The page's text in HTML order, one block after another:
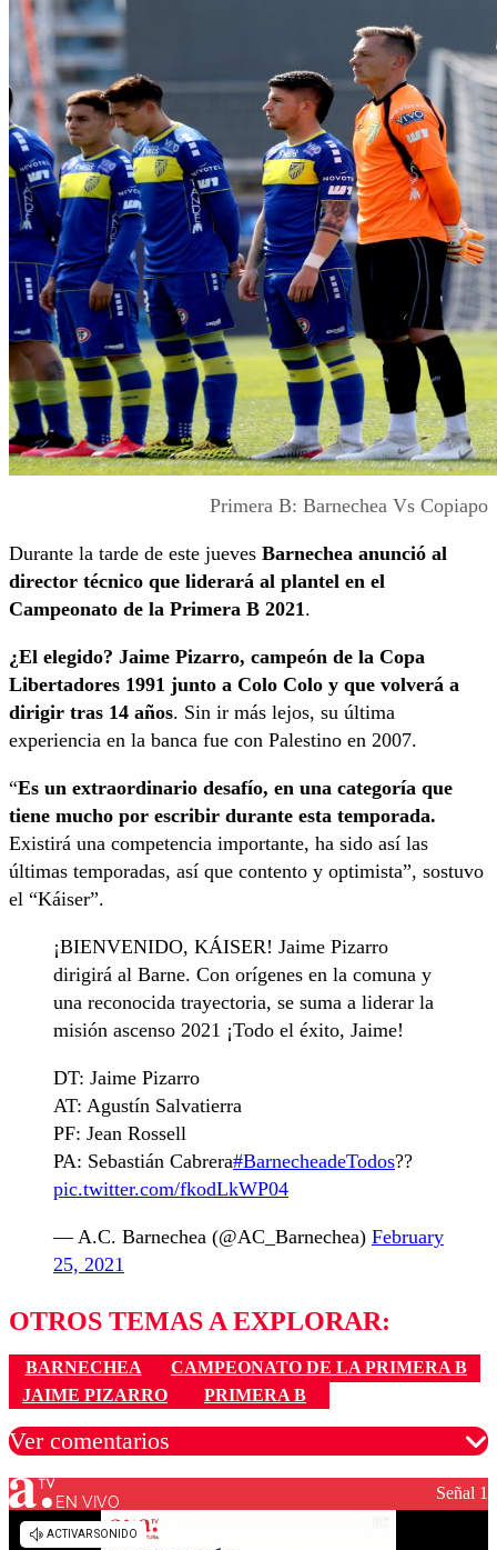
Primera B: Barnechea Vs Copiapo
Durante la tarde de este jueves Barnechea anunció al
director técnico que liderará al plantel en el
Campeonato de la Primera B 2021.
¿El elegido? Jaime Pizarro, campeón de la Copa
Libertadores 1991 junto a Colo Colo y que volverá a
dirigir tras 14 años. Sin ir más lejos, su última
experiencia en la banca fue con Palestino en 2007.
“Es un extraordinario desafío, en una categoría que
tiene mucho por escribir durante esta temporada.
Existirá una competencia importante, ha sido así las
últimas temporadas, así que contento y optimista”, sostuvo
el “Káiser”.
¡BIENVENIDO, KÁISER! Jaime Pizarro
dirigirá al Barne. Con orígenes en la comuna y
una reconocida trayectoria, se suma a liderar la
misión ascenso 2021 ¡Todo el éxito, Jaime!
DT: Jaime Pizarro
AT: Agustín Salvatierra
PF: Jean Rossell
PA: Sebastián Cabrera#BarnecheadeTodos??
pic.twitter.com/fkodLkWP04
— A.C. Barnechea (@AC_Barnechea) February
25, 2021
OTROS TEMAS A EXPLORAR:
BARNECHEA
CAMPEONATO DE LA PRIMERA B
JAIME PIZARRO
PRIMERA B
Ver comentarios
Los comentarios son moderados para garantizar un
EN VIVO Señal 1